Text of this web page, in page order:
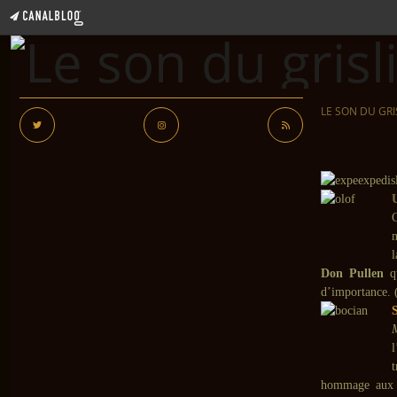
LE SON DU
Don Pullen
d’importance.
hommage